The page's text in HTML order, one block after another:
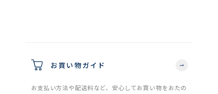
お買い物ガイド
お支払い方法や配送料など、安心してお買い物をおたの